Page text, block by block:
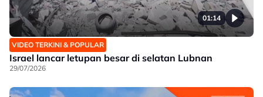
01:14
VIDEO TERKINI & POPULAR
Israel lancar letupan besar di selatan Lubnan
29/07/2026